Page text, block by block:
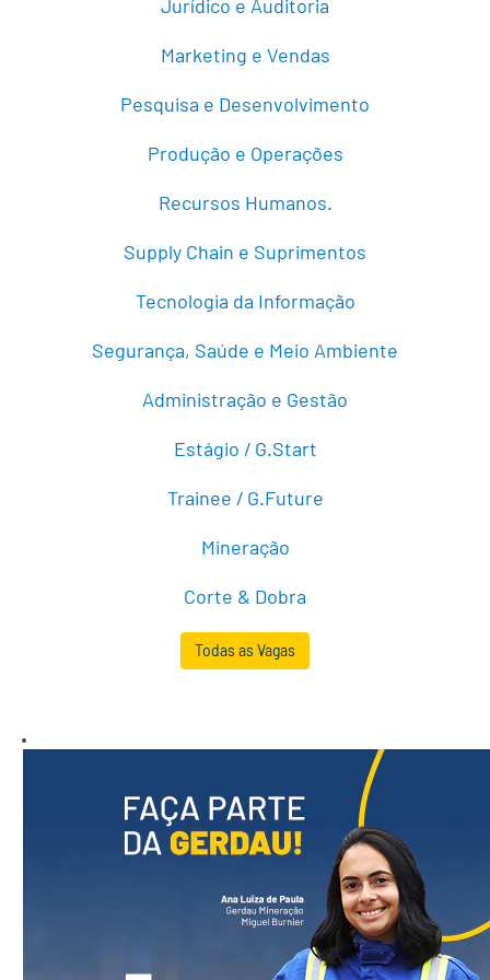
Jurídico e Auditoria
Marketing e Vendas
Pesquisa e Desenvolvimento
Produção e Operações
Recursos Humanos.
Supply Chain e Suprimentos
Tecnologia da Informação
Segurança, Saúde e Meio Ambiente
Administração e Gestão
Estágio / G.Start
Trainee / G.Future
Mineração
Corte & Dobra
Todas as Vagas